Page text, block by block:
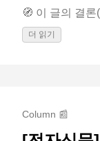
🧭 이 글의 결
더 읽기
Column 📰